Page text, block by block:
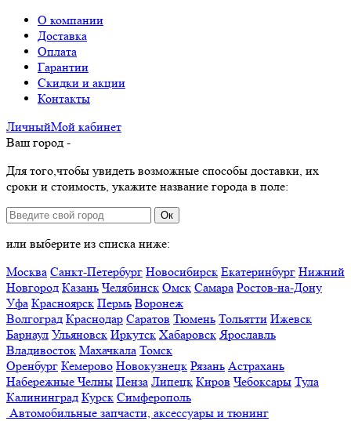
О компании
Доставка
Оплата
Гарантии
Скидки и акции
Контакты
ЛичныйМой кабинет
Ваш город -
Для того,чтобы увидеть возможные способы доставки, их
сроки и стоимость, укажите название города в поле:
Ок
или выберите из списка ниже:
Москва Санкт-Петербург Новосибирск Екатеринбург Нижний
Новгород Казань Челябинск Омск Самара Ростов-на-Дону
Уфа Красноярск Пермь Воронеж
Волгоград Краснодар Саратов Тюмень Тольятти Ижевск
Барнаул Ульяновск Иркутск Хабаровск Ярославль
Владивосток Махачкала Томск
Оренбург Кемерово Новокузнецк Рязань Астрахань
Набережные Челны Пенза Липецк Киров Чебоксары Тула
Калининград Курск Симферополь
Автомобильные запчасти, аксессуары и тюнинг